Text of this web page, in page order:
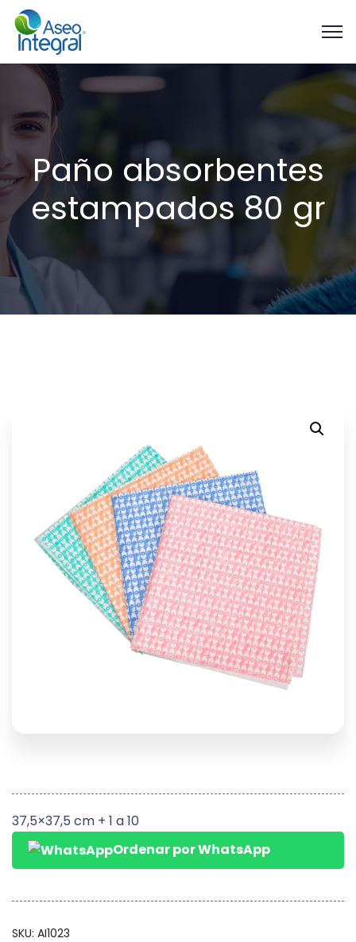
Paño absorbentes
estampados 80 gr
37,5×37,5 cm + 1 a 10
Ordenar por WhatsApp
SKU: AI1023